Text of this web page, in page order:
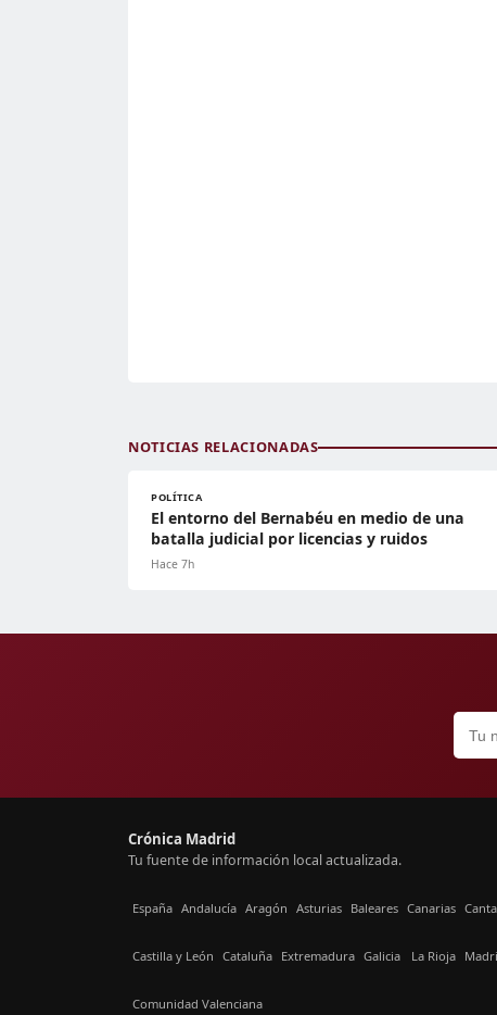
NOTICIAS RELACIONADAS
POLÍTICA
El entorno del Bernabéu en medio de una
batalla judicial por licencias y ruidos
Hace 7h
Crónica Madrid
Tu fuente de información local actualizada.
España Andalucía Aragón Asturias Baleares Canarias
Castilla y León Cataluña Extremadura Galicia La Rioja
Comunidad Valenciana